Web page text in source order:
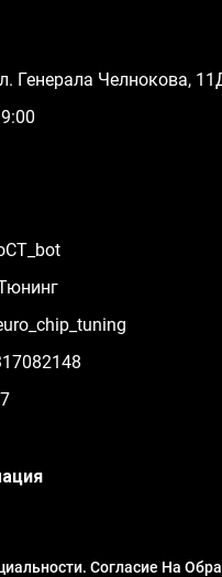
Генерала Челнокова,
Согласие На